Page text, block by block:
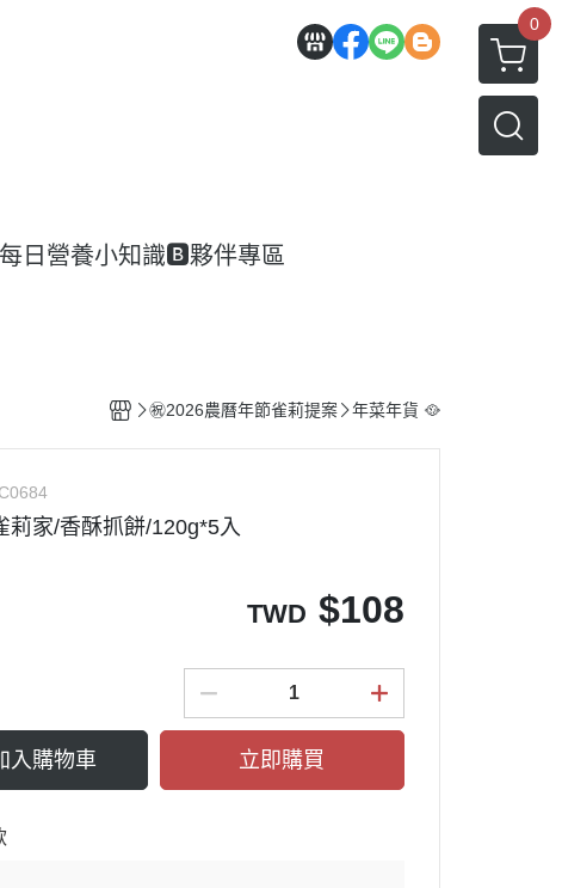
0
日營養小知識🅱️夥伴專區
㊗️2026農曆年節雀莉提案 年菜年貨 🥘
莉家/香酥抓餅/120g*5入
TWD $108
入購物車 立即購買